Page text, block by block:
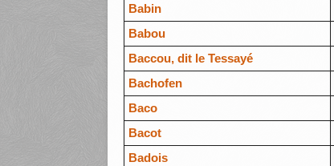
Babin
Babou
Baccou, dit le Tessayé
Bachofen
Baco
Bacot
Badois